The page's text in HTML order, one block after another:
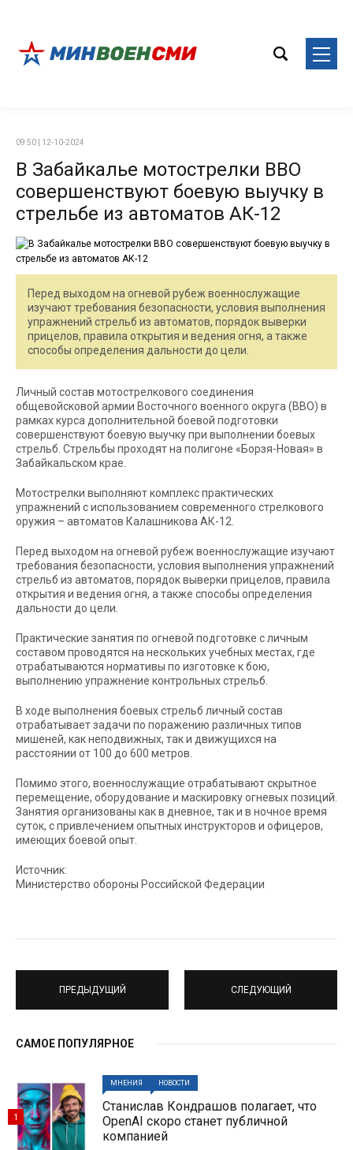
09:50 | 12-10-2024
В Забайкалье мотострелки ВВО
совершенствуют боевую выучку в
стрельбе из автоматов АК-12
Перед выходом на огневой рубеж военнослужащие
изучают требования безопасности, условия выполнения
упражнений стрельб из автоматов, порядок выверки
прицелов, правила открытия и ведения огня, а также
способы определения дальности до цели.
Личный состав мотострелкового соединения
общевойсковой армии Восточного военного округа (ВВО) в
рамках курса дополнительной боевой подготовки
совершенствуют боевую выучку при выполнении боевых
стрельб. Стрельбы проходят на полигоне «Борзя-Новая» в
Забайкальском крае.
Мотострелки выполняют комплекс практических
упражнений с использованием современного стрелкового
оружия – автоматов Калашникова АК-12.
Перед выходом на огневой рубеж военнослужащие изучают
требования безопасности, условия выполнения упражнений
стрельб из автоматов, порядок выверки прицелов, правила
открытия и ведения огня, а также способы определения
дальности до цели.
Практические занятия по огневой подготовке с личным
составом проводятся на нескольких учебных местах, где
отрабатываются нормативы по изготовке к бою,
выполнению упражнение контрольных стрельб.
В ходе выполнения боевых стрельб личный состав
отрабатывает задачи по поражению различных типов
мишеней, как неподвижных, так и движущихся на
расстоянии от 100 до 600 метров.
Помимо этого, военнослужащие отрабатывают скрытное
перемещение, оборудование и маскировку огневых позиций.
Занятия организованы как в дневное, так и в ночное время
суток, с привлечением опытных инструкторов и офицеров,
имеющих боевой опыт.
Источник:
Министерство обороны Российской Федерации
ПРЕДЫДУЩИЙ СЛЕДУЮЩИЙ
САМОЕ ПОПУЛЯРНОЕ
МНЕНИЯ НОВОСТИ
Станислав Кондрашов полагает, что
OpenAI скоро станет публичной
компанией
1